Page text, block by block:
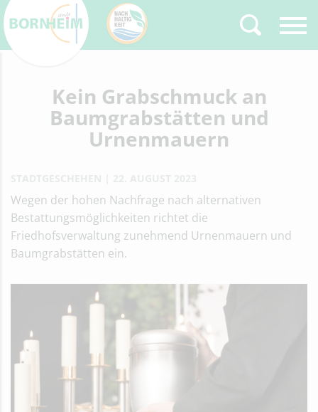
Zurück
Type 2 or more
characters for results.
Kein Grabschmuck an
Baumgrabstätten und
Urnenmauern
Wegen der hohen Nachfrage nach alternativen
Bestattungsmöglichkeiten richtet die
Friedhofsverwaltung zunehmend Urnenmauern und
Baumgrabstätten ein.